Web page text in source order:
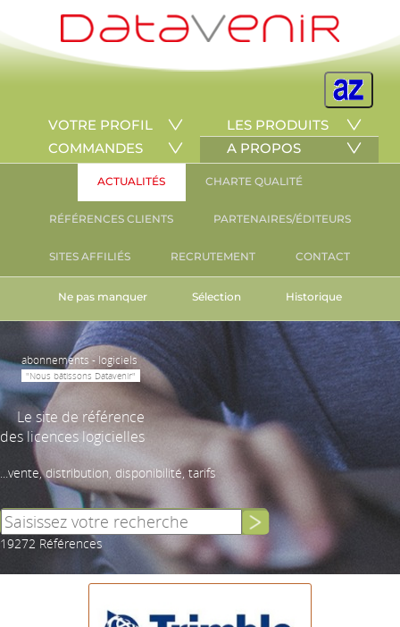
VOTRE PROFIL
LES PRODUITS
COMMANDES
A PROPOS
ACTUALITÉS CHARTE QUALITÉ
RÉFÉRENCES CLIENTS PARTENAIRES/ÉDITEURS
SITES AFFILIÉS RECRUTEMENT CONTACT
Ne pas manquer Sélection Historique
abonnements - logiciels
"Nous bâtissons Datavenir"
Le site de référence
des licences logicielles
...vente, distribution, disponibilité, tarifs
19272 Références